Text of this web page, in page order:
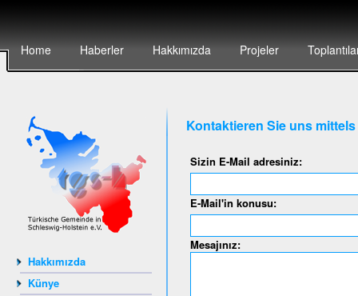
Home Haberler Hakkımızda Projeler
Hakkımızda
Künye
Kontaktieren Sie uns
Sizin E-Mail adresiniz:
E-Mail'in konusu:
Mesajınız: